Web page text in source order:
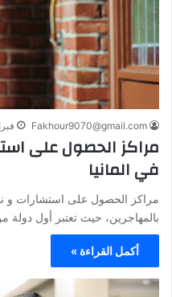
Fakhour9070@gmail.com فبراير
مراكز الحصول على
في المانيا
مراكز الحصول على استشارات و
بالمهاجرين، حيث تعتبر أول
أكمل القراءة »